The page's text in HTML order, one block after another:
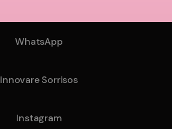
WhatsApp
Innovare Sorrisos
Instagram